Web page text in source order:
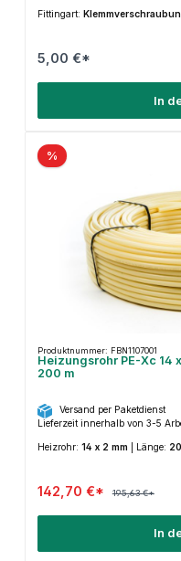
Fittingart:
5,00 €*
In
%
Produktnummer: FBN1107001
Heizungsrohr PE-Xc 14
200 m
Versand per Paketdienst
Lieferzeit innerhalb von 3-5
Heizrohr: 14 x 2 mm Länge:
142,70 €* 195,63 €*
In